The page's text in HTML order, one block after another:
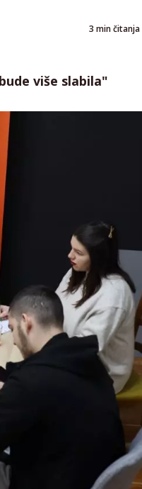
3 min čitanja
više slabila"